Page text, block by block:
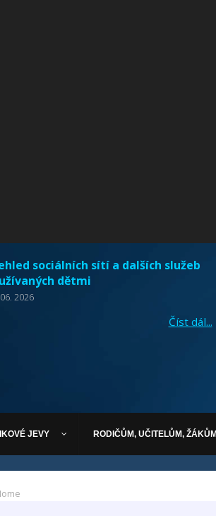
sociálních sítí a dalších služeb
dětmi
2026
Číst dál...
JEVY RODIČŮM, UČITELŮM, ŽÁKŮM